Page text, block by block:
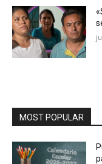
MOST POPULAR